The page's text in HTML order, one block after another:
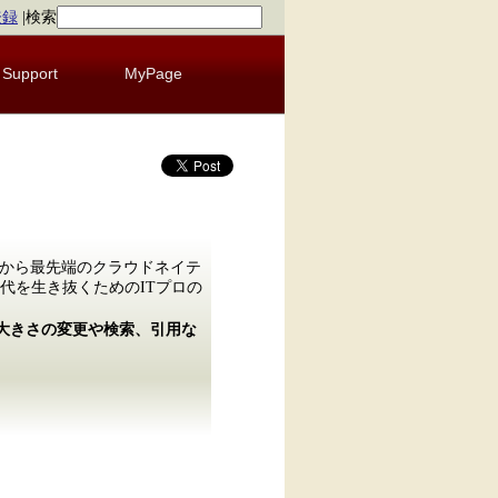
検索
Support MyPage
ら最先端のクラウドネイテ
を生き抜くためのITプロの
きさの変更や検索、引用な